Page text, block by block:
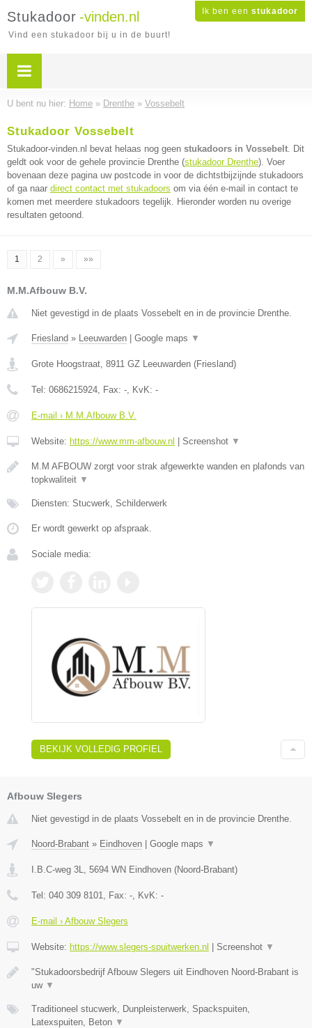
Ik ben een stukadoor
Stukadoor -vinden.nl
Vind een stukadoor bij u in de buurt!
U bent nu hier: Home » Drenthe » Vossebelt
Stukadoor Vossebelt
Stukadoor-vinden.nl bevat helaas nog geen stukadoors in Vossebelt. Dit
geldt ook voor de gehele provincie Drenthe (stukadoor Drenthe). Voer
bovenaan deze pagina uw postcode in voor de dichtstbijzijnde stukadoors
of ga naar direct contact met stukadoors om via één e-mail in contact te
komen met meerdere stukadoors tegelijk. Hieronder worden nu overige
resultaten getoond.
1 2 » »»
M.M.Afbouw B.V.
Niet gevestigd in de plaats Vossebelt en in de provincie Drenthe.
Friesland » Leeuwarden Google maps ▼
Grote Hoogstraat, 8911 GZ Leeuwarden (Friesland)
Tel: 0686215924, Fax: -, KvK: -
E-mail › M.M.Afbouw B.V.
Website: https://www.mm-afbouw.nl Screenshot ▼
M.M AFBOUW zorgt voor strak afgewerkte wanden en plafonds van
topkwaliteit ▼
Diensten: Stucwerk, Schilderwerk
Er wordt gewerkt op afspraak.
Sociale media:
BEKIJK VOLLEDIG PROFIEL
Afbouw Slegers
Niet gevestigd in de plaats Vossebelt en in de provincie Drenthe.
Noord-Brabant » Eindhoven | Google maps ▼
I.B.C-weg 3L 5694 WN Eindhoven (Noord-Brabant)
Tel: 040 309 8101 , Fax: - , KvK: -
E-mail › Afbouw Slegers
Website: https://www.slegers-spuitwerken.nl | Screenshot ▼
"Stukadoorsbedrijf Afbouw Slegers uit Eindhoven Noord-Brabant is
uw ▼
Traditioneel stucwerk, Dunpleisterwerk, Spackspuiten,
Latexspuiten, Beton ▼